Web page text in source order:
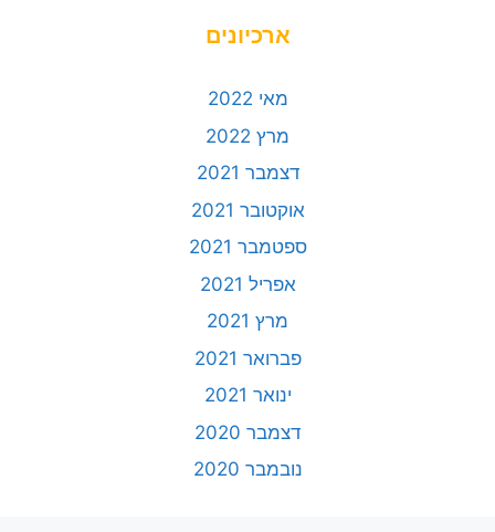
ארכיונים
מאי 2022
מרץ 2022
דצמבר 2021
אוקטובר 2021
ספטמבר 2021
אפריל 2021
מרץ 2021
פברואר 2021
ינואר 2021
דצמבר 2020
נובמבר 2020